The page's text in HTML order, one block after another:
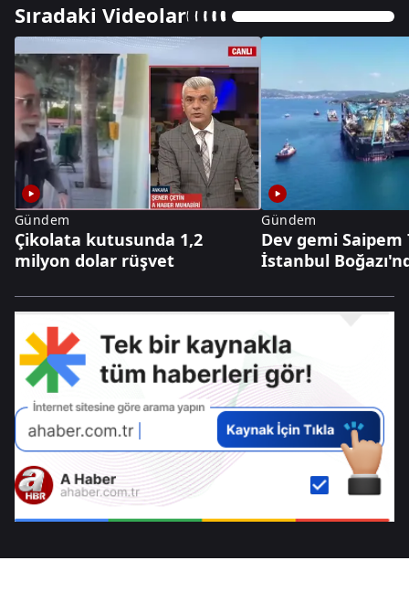
Sıradaki Videolar
Gündem
Çikolata kutusunda 1,2
milyon dolar rüşvet
Gündem
Dev gemi Saipem
İstanbul